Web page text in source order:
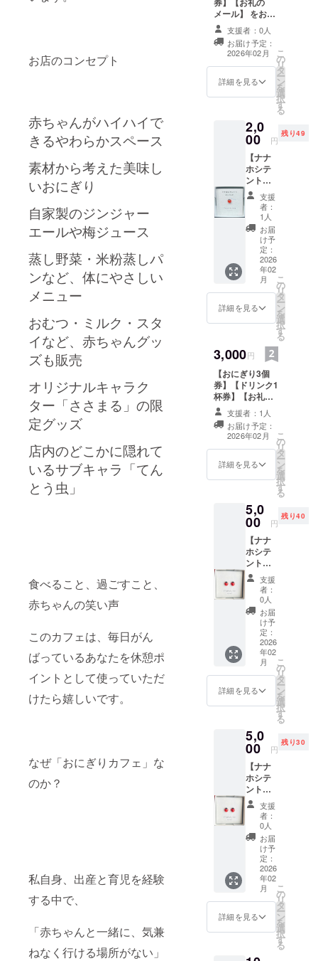
お店のコンセプト
赤ちゃんがハイハイで
きるやわらかスペース
素材から考えた美味し
いおにぎり
自家製のジンジャー
エールや梅ジュース
蒸し野菜・米粉蒸しパ
ンなど、体にやさしい
メニュー
おむつ・ミルク・スタ
イなど、赤ちゃんグッ
ズも販売
オリジナルキャラク
ター「ささまる」の限
定グッズ
店内のどこかに隠れて
いるサブキャラ「てん
とう虫」
食べること、過ごすこと、
赤ちゃんの笑い声
このカフェは、毎日がん
ばっているあなたを休憩ポ
イントとして使っていただ
けたら嬉しいです。
なぜ「おにぎりカフェ」な
のか？
私自身、出産と育児を経験
する中で、
「赤ちゃんと一緒に、気兼
ねなく行ける場所がない」
メール】 をお返
しとさせていた
だきます︎︎！ ク
リックポストに
て発送させてい
ただきます。 有
効期限：2026年
3月から2027年3
支援者：0人
お届け予定：
2026年02月
詳細を見る
こ
の
リ
タ
ー
ン
を
選
択
す
る
2,0
00 円
残り49
【ナナ
ホシテ
ントウ
のピン
バッ
チ】
CAMPF
IRE特別
限定デ
ザイン︎
黒紋の
丸型
が、
ハート
に！♡
てんと
フラン
スやド
イツ、
欧米諸
国、そ
して日
本では
「幸運
を運ん
でくれ
る虫」
す︎︎ 様々
ありま
すが、
・身体
に止ま
ると幸
せが
やって
くる ・
手に止
まると
結婚が
近づく
・家の
中で見
シの数
だけお
気がち
な人に
てんと
う虫が
止まる
と病を
もって
いって
くれる
・好き
な人と
一緒に
てんと
う虫を
見つけ
ばれる
モチー
支援
者：
1人
お届
け予
定：
2026
年02
月
詳細を見る
こ
の
リ
タ
ー
ン
を
選
択
す
る
3,000円
【おにぎり3個
券】【ドリンク1
杯券】【お礼の
メール】をお返
しとさせていた
だきます！ ク
リックポストに
て発送させてい
ただきます。 有
効期限：2026年
3月から2027年3
支援者：1人
お届け予定：
2026年02月
詳細を見る
こ
の
リ
タ
ー
ン
を
選
択
す
る
5,0
00 円
残り40
【ナナ
ホシテ
ントウ
の316L
製ピア
ス】
CAMPF
IRE特別
限定デ
ザイン︎
黒紋の
丸型
が、
ハート
に！♡
お店の
キャラ
クター
のてん
とう虫
のアク
セサ
リー︎ て
んとう
虫はフ
ランス
やドイ
ツ、欧
米諸
国、そ
して日
本では
「幸運
支援
者：
0人
お届
け予
定：
2026
年02
月
詳細を見る
こ
の
リ
タ
ー
ン
を
選
択
す
る
5,0
00 円
残り30
【ナナ
ホシテ
ントウ
の316製
イヤリ
ング】
CAMPF
IRE特別
限定デ
ザイン︎
黒紋の
丸型
が、
ハート
に！♡
お店の
支援
者：
0人
お届
け予
定：
2026
年02
月
詳細を見る
こ
の
リ
タ
ー
ン
を
選
択
す
る